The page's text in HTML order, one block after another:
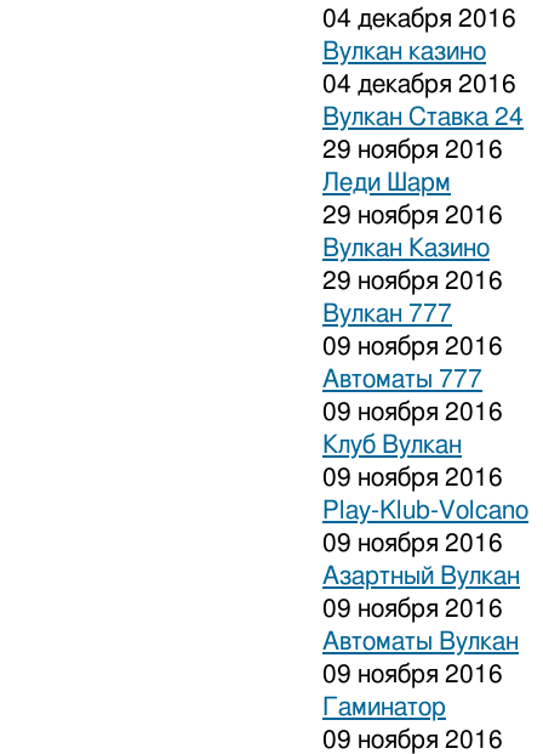
04 декабря 2016
Вулкан казино
04 декабря 2016
Вулкан Ставка 24
29 ноября 2016
Леди Шарм
29 ноября 2016
Вулкан Казино
29 ноября 2016
Вулкан 777
09 ноября 2016
Автоматы 777
09 ноября 2016
Клуб Вулкан
09 ноября 2016
Play-Klub-Volcano
09 ноября 2016
Азартный Вулкан
09 ноября 2016
Автоматы Вулкан
09 ноября 2016
Гаминатор
09 ноября 2016